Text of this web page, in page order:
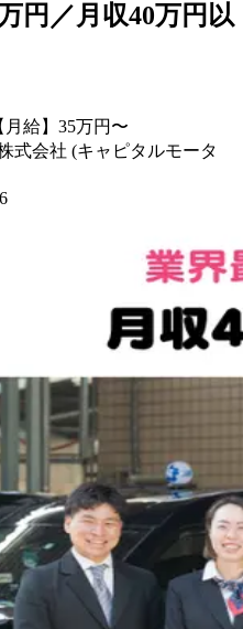
円／月収40万円以
月給】35万円〜
式会社 (キャピタルモータ